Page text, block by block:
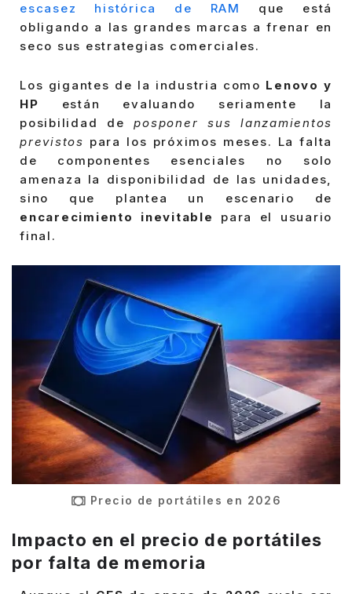
escasez histórica de RAM
que está
obligando a las grandes marcas a frenar en
seco sus estrategias comerciales.
Los gigantes de la industria como Lenovo y
HP están evaluando seriamente la
posibilidad deposponer sus lanzamientos
previstos para los próximos meses. La falta
de componentes esenciales no solo
amenaza la disponibilidad de las unidades,
sino que plantea un escenario de
encarecimiento inevitable
para el usuario
final.
Precio de portátiles en 2026
Impacto en el precio de portátiles
por falta de memoria